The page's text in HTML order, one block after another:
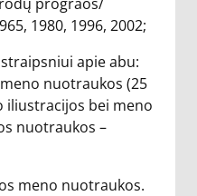
1980, 1996, 2002;
apie abu:
nuotraukos (25
iliustracijos bei meno
nuotraukos –
meno nuotraukos.